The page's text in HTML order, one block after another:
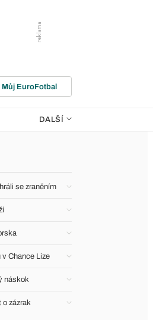
Můj EuroFotbal
DALŠÍ
se zraněním
v Chance Lize
náskok
o zázrak